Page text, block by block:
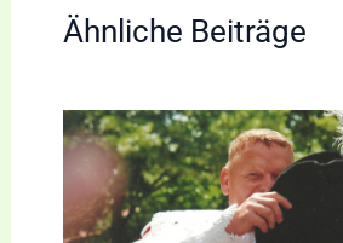
Ähnliche Beiträge